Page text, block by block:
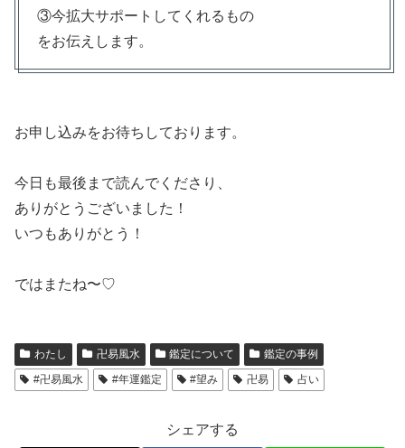
③今拡大サポートしてくれるもの
をお伝えします。
お申し込みをお待ちしております。
今日も最後まで読んでくださり、
ありがとうございました！
いつもありがとう！
ではまたね〜♡
わたし 卍易風水 鑑定について
鑑定の事例
#卍易風水
#年運鑑定 #望み 卍易 占い
シェアする